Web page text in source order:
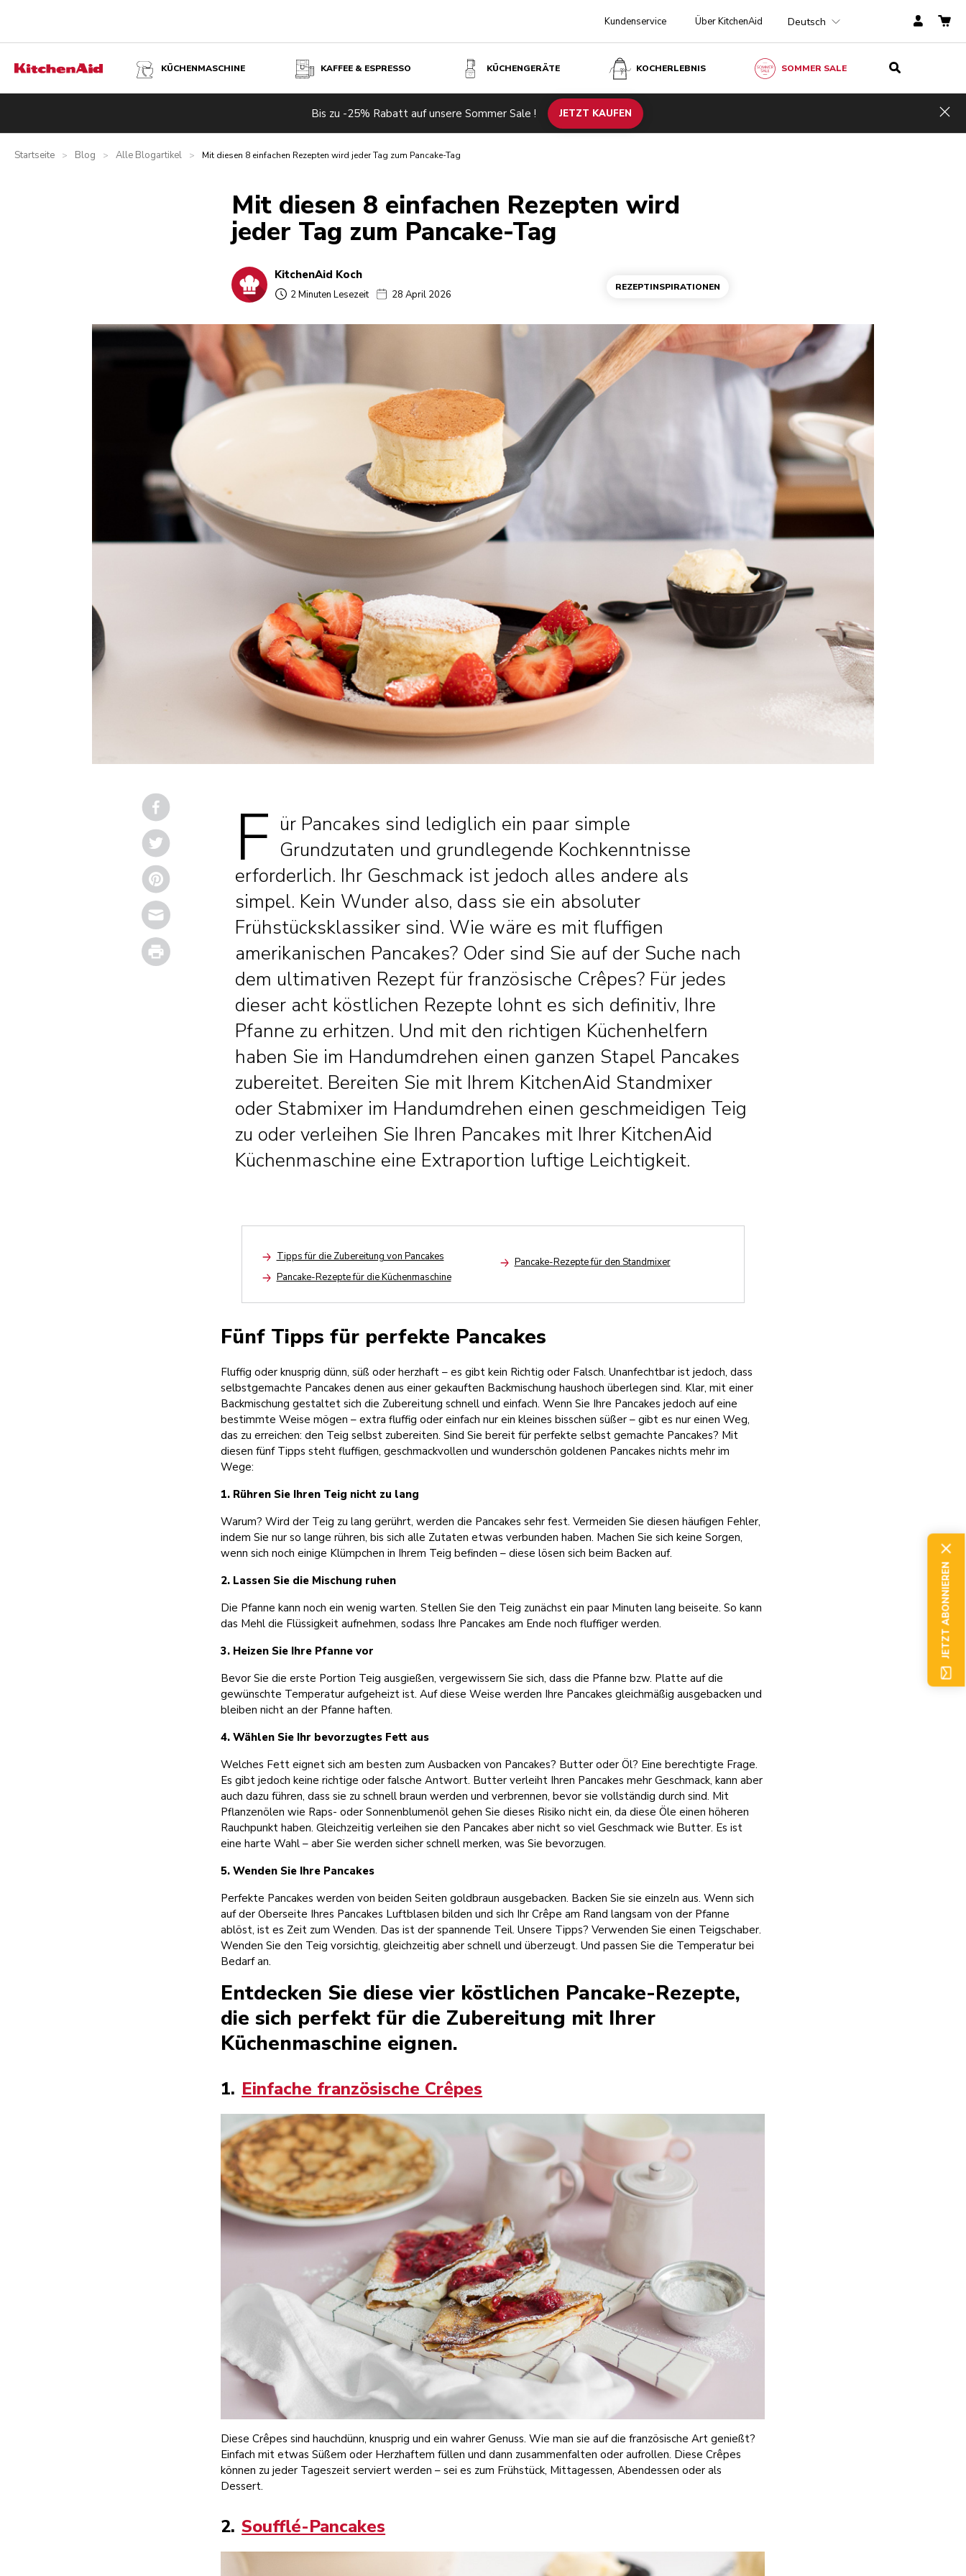
Kundenservice Über KitchenAid Deutsch
KÜCHENMASCHINE KAFFEE & ESPRESSO KÜCHENGERÄTE KOCHERLEBNIS SOMMER SALE
Bis zu -25% Rabatt auf unsere Sommer Sale ! JETZT KAUFEN
Startseite > Blog > Alle Blogartikel > Mit diesen 8 einfachen Rezepten wird jeder Tag zum Pancake-Tag
Mit diesen 8 einfachen Rezepten wird
jeder Tag zum Pancake-Tag
KitchenAid Koch
2 Minuten Lesezeit 28 April 2026
REZEPTINSPIRATIONEN
Email
Print
F ür Pancakes sind lediglich ein paar simple
Grundzutaten und grundlegende Kochkenntnisse
erforderlich. Ihr Geschmack ist jedoch alles andere als
simpel. Kein Wunder also, dass sie ein absoluter
Frühstücksklassiker sind. Wie wäre es mit fluffigen
amerikanischen Pancakes? Oder sind Sie auf der Suche nach
dem ultimativen Rezept für französische Crêpes? Für jedes
dieser acht köstlichen Rezepte lohnt es sich definitiv, Ihre
Pfanne zu erhitzen. Und mit den richtigen Küchenhelfern
haben Sie im Handumdrehen einen ganzen Stapel Pancakes
zubereitet. Bereiten Sie mit Ihrem KitchenAid Standmixer
oder Stabmixer im Handumdrehen einen geschmeidigen Teig
zu oder verleihen Sie Ihren Pancakes mit Ihrer KitchenAid
Küchenmaschine eine Extraportion luftige Leichtigkeit.
Arrow
Tipps für die Zubereitung von Pancakes
Arrow
Pancake-Rezepte für die Küchenmaschine
Arrow
Pancake-Rezepte für den Standmixer
Fünf Tipps für perfekte Pancakes
Fluffig oder knusprig dünn, süß oder herzhaft – es gibt kein Richtig oder Falsch. Unanfechtbar ist jedoch, dass
selbstgemachte Pancakes denen aus einer gekauften Backmischung haushoch überlegen sind. Klar, mit einer
Backmischung gestaltet sich die Zubereitung schnell und einfach. Wenn Sie Ihre Pancakes jedoch auf eine
bestimmte Weise mögen – extra fluffig oder einfach nur ein kleines bisschen süßer – gibt es nur einen Weg,
das zu erreichen: den Teig selbst zubereiten. Sind Sie bereit für perfekte selbst gemachte Pancakes? Mit
diesen fünf Tipps steht fluffigen, geschmackvollen und wunderschön goldenen Pancakes nichts mehr im
Wege:
1. Rühren Sie Ihren Teig nicht zu lang
Warum? Wird der Teig zu lang gerührt, werden die Pancakes sehr fest. Vermeiden Sie diesen häufigen Fehler,
indem Sie nur so lange rühren, bis sich alle Zutaten etwas verbunden haben. Machen Sie sich keine Sorgen,
wenn sich noch einige Klümpchen in Ihrem Teig befinden – diese lösen sich beim Backen auf.
2. Lassen Sie die Mischung ruhen
Die Pfanne kann noch ein wenig warten. Stellen Sie den Teig zunächst ein paar Minuten lang beiseite. So kann
das Mehl die Flüssigkeit aufnehmen, sodass Ihre Pancakes am Ende noch fluffiger werden.
3. Heizen Sie Ihre Pfanne vor
Bevor Sie die erste Portion Teig ausgießen, vergewissern Sie sich, dass die Pfanne bzw. Platte auf die
gewünschte Temperatur aufgeheizt ist. Auf diese Weise werden Ihre Pancakes gleichmäßig ausgebacken und
bleiben nicht an der Pfanne haften.
4. Wählen Sie Ihr bevorzugtes Fett aus
Welches Fett eignet sich am besten zum Ausbacken von Pancakes? Butter oder Öl? Eine berechtigte Frage.
Es gibt jedoch keine richtige oder falsche Antwort. Butter verleiht Ihren Pancakes mehr Geschmack, kann aber
auch dazu führen, dass sie zu schnell braun werden und verbrennen, bevor sie vollständig durch sind. Mit
Pflanzenölen wie Raps- oder Sonnenblumenöl gehen Sie dieses Risiko nicht ein, da diese Öle einen höheren
Rauchpunkt haben. Gleichzeitig verleihen sie den Pancakes aber nicht so viel Geschmack wie Butter. Es ist
eine harte Wahl – aber Sie werden sicher schnell merken, was Sie bevorzugen.
5. Wenden Sie Ihre Pancakes
Perfekte Pancakes werden von beiden Seiten goldbraun ausgebacken. Backen Sie sie einzeln aus. Wenn sich
auf der Oberseite Ihres Pancakes Luftblasen bilden und sich Ihr Crêpe am Rand langsam von der Pfanne
ablöst, ist es Zeit zum Wenden. Das ist der spannende Teil. Unsere Tipps? Verwenden Sie einen Teigschaber.
Wenden Sie den Teig vorsichtig, gleichzeitig aber schnell und überzeugt. Und passen Sie die Temperatur bei
Bedarf an.
Entdecken Sie diese vier köstlichen Pancake-Rezepte,
die sich perfekt für die Zubereitung mit Ihrer
Küchenmaschine eignen.
1. Einfache französische Crêpes
Diese Crêpes sind hauchdünn, knusprig und ein wahrer Genuss. Wie man sie auf die französische Art genießt?
Einfach mit etwas Süßem oder Herzhaftem füllen und dann zusammenfalten oder aufrollen. Diese Crêpes
können zu jeder Tageszeit serviert werden – sei es zum Frühstück, Mittagessen, Abendessen oder als
Dessert.
2. Soufflé-Pancakes
JETZT ABONNIEREN